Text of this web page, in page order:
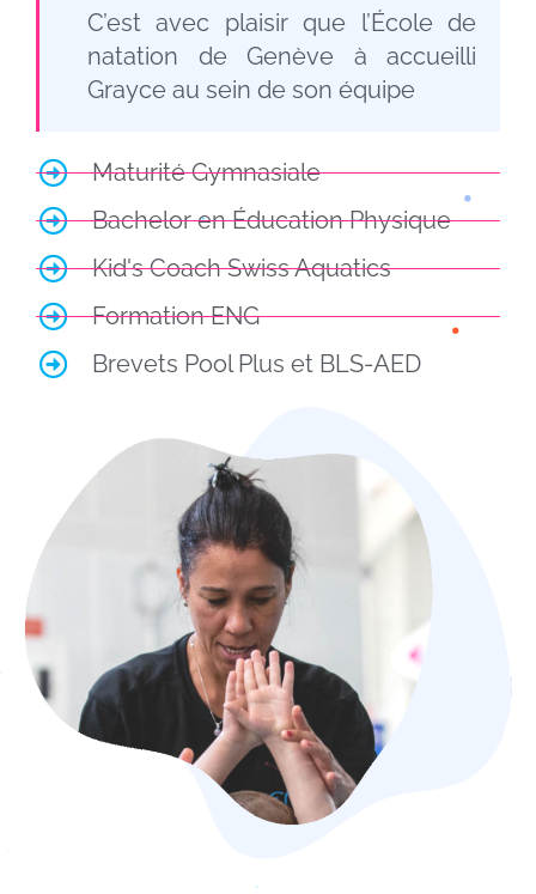
C’est avec plaisir que l’École de
natation de Genève à accueilli
Grayce au sein de son équipe
Maturité Gymnasiale
Bachelor en Éducation Physique
Kid's Coach Swiss Aquatics
FormationENG
Brevets Pool Plus et BLS-AED